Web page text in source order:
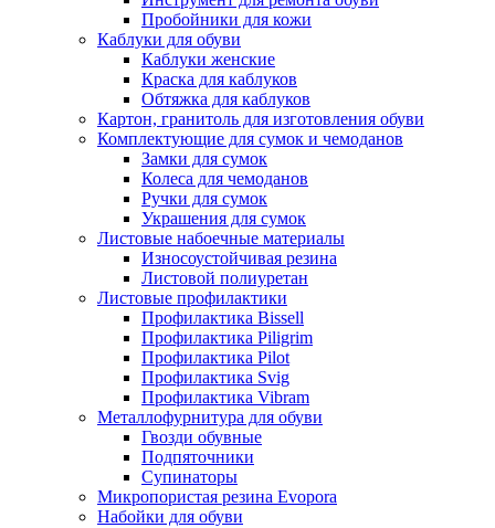
Пробойники для кожи
Каблуки для обуви
Каблуки женские
Краска для каблуков
Обтяжка для каблуков
Картон, гранитоль для изготовления обуви
Комплектующие для сумок и чемоданов
Замки для сумок
Колеса для чемоданов
Ручки для сумок
Украшения для сумок
Листовые набоечные материалы
Износоустойчивая резина
Листовой полиуретан
Листовые профилактики
Профилактика Bissell
Профилактика Piligrim
Профилактика Pilot
Профилактика Svig
Профилактика Vibram
Металлофурнитура для обуви
Гвозди обувные
Подпяточники
Супинаторы
Микропористая резина Evopora
Набойки для обуви